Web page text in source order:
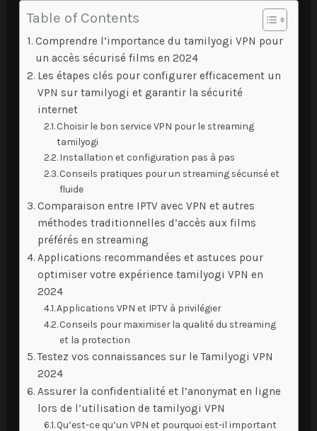
Table of Contents
Comprendre l’importance du tamilyogi VPN pour
un accès sécurisé films en 2024
Les étapes clés pour configurer efficacement un
VPN sur tamilyogi et garantir la sécurité
internet
Choisir le bon service VPN pour le streaming
tamilyogi
Installation et configuration pas à pas
Conseils pratiques pour un streaming sécurisé et
fluide
Comparaison entre IPTV avec VPN et autres
méthodes traditionnelles d’accès aux films
préférés en streaming
Applications recommandées et astuces pour
optimiser votre expérience tamilyogi VPN en
2024
Applications VPN et IPTV à privilégier
Conseils pour maximiser la qualité du streaming
et la protection
Testez vos connaissances sur le Tamilyogi VPN
2024
Assurer la confidentialité et l’anonymat en ligne
lors de l’utilisation de tamilyogi VPN
Qu’est-ce qu’un VPN et pourquoi est-il important